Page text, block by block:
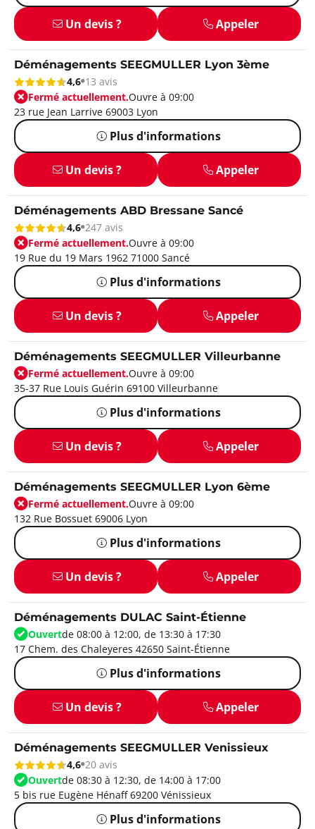
Un devis ? Appeler
Déménagements SEEGMULLER Lyon 3ème
4,6 13 avis
Fermé actuellement.Ouvre à 09:00
23 rue Jean Larrive 69003 Lyon
Plus d'informations
Un devis ? Appeler
Déménagements ABD Bressane Sancé
4,6 247 avis
Fermé actuellement.Ouvre à 09:00
19 Rue du 19 Mars 1962 71000 Sancé
Plus d'informations
Un devis ? Appeler
Déménagements SEEGMULLER Villeurbanne
Fermé actuellement.Ouvre à 09:00
35-37 Rue Louis Guérin 69100 Villeurbanne
Plus d'informations
Un devis ? Appeler
Déménagements SEEGMULLER Lyon 6ème
Fermé actuellement.Ouvre à 09:00
132 Rue Bossuet 69006 Lyon
Plus d'informations
Un devis ? Appeler
Déménagements DULAC Saint-Étienne
Ouvertde 08:00 à 12:00, de 13:30 à 17:30
17 Chem. des Chaleyeres 42650 Saint-Étienne
Plus d'informations
Un devis ? Appeler
Déménagements SEEGMULLER Venissieux
4,6 20 avis
Ouvertde 08:30 à 12:30, de 14:00 à 17:00
5 bis rue Eugène Hénaff 69200 Vénissieux
Plus d'informations